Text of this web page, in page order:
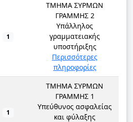
1
ΤΜΗΜΑ ΣΥΡΜΩΝ
ΓΡΑΜΜΗΣ 2
Υπάλληλος
γραμματειακής
υποστήριξης
Περισσότερες
πληροφορίες
1
ΤΜΗΜΑ ΣΥΡΜΩΝ
ΓΡΑΜΜΗΣ 1
Υπεύθυνος ασφαλείας
και φύλαξης